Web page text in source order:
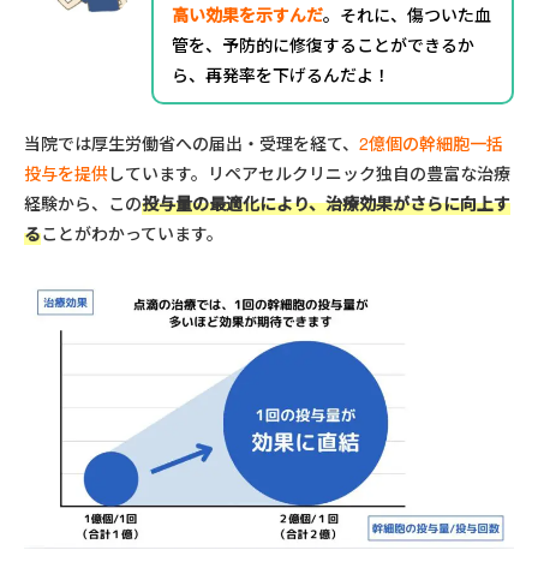
高い効果を示すんだ。それに、傷ついた血
管を、予防的に修復することができるか
ら、再発率を下げるんだよ！
当院では厚生労働省への届出・受理を経て、 2億個の幹細胞一括
投与を提供しています。リペアセルクリニック独自の豊富な治療
経験から、この投与量の最適化により、治療効果がさらに向上す
ることがわかっています。